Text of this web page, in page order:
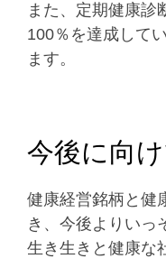
また、定期健康診
100％を達成して
ます。
今後に向
健康経営銘柄と健
き、今後よりいっ
生き生きと健康な